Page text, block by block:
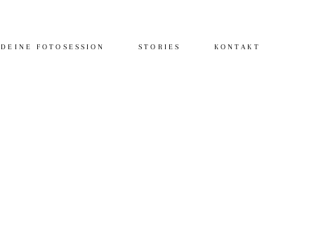
DEINE FOTOSESSION STORIES KONTAKT